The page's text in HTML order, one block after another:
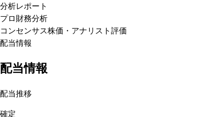
分析レポート
プロ 財務分析
コンセンサス株価 ・アナリスト評価
配当情報
配当情報
配当推移
確定